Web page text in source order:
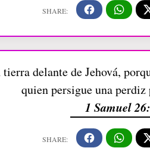
delante de Jehová,
quien persigue una perdiz
1 Samuel